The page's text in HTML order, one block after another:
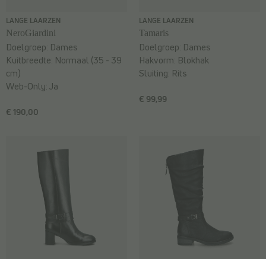
LANGE LAARZEN
NeroGiardini
€ 190,00
Doelgroep: Dames
Kuitbreedte: Normaal (35 - 39
cm)
Web-Only:Ja
LANGE LAARZEN
Tamaris
€ 99,99
Doelgroep: Dames
Hakvorm: Blokhak
Sluiting: Rits